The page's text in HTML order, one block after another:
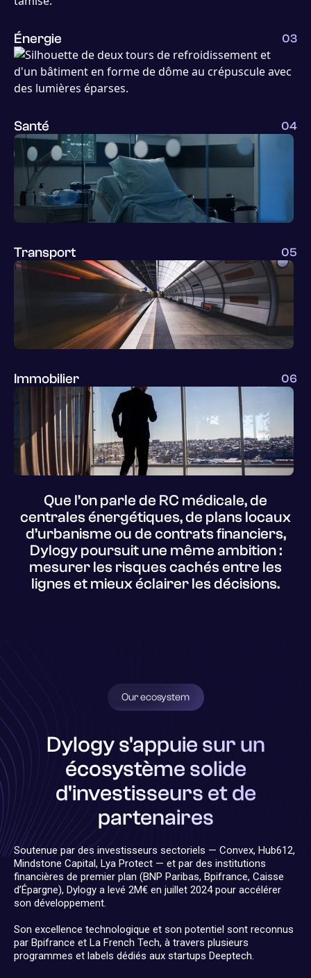
Énergie 03
Santé 04
Transport 05
Immobilier 06
Que l’on parle de RC médicale, de
centrales énergétiques, de plans locaux
d’urbanisme ou de contrats financiers,
Dylogy poursuit une même ambition :
mesurer les risques cachés entre les
lignes et mieux éclairer les décisions.
Our ecosystem
Dylogy s'appuie sur un
écosystème solide
d'investisseurs et de
partenaires
Soutenue par des investisseurs sectoriels — Convex, Hub612,
Mindstone Capital, Lya Protect — et par des institutions
financières de premier plan (BNP Paribas, Bpifrance, Caisse
d’Épargne), Dylogy a levé 2M€ en juillet 2024 pour accélérer
son développement.
Son excellence technologique et son potentiel sont reconnus
par Bpifrance et La French Tech, à travers plusieurs
programmes et labels dédiés aux startups Deeptech.